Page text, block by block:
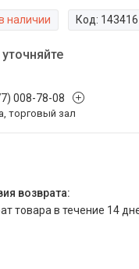
наличии Код: 143416
008-78-08
торговый зал
товара в течение 14